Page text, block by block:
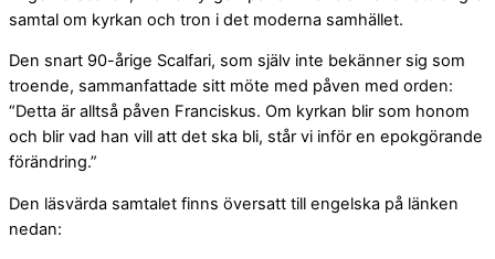
samtal om kyrkan och tron i det moderna samhället.
Den snart 90-årige Scalfari, som själv inte bekänner sig som
troende, sammanfattade sitt möte med påven med orden:
“Detta är alltså påven Franciskus. Om kyrkan blir som honom
och blir vad han vill att det ska bli, står vi inför en epokgörande
förändring.”
Den läsvärda samtalet finns översatt till engelska på länken
nedan: